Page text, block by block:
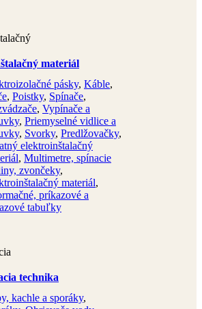
materiál
pásky, Káble,
, Poistky, Spínače,
, Vypínače a
, Priemyselné vidlice a
, Svorky, Predlžovačky,
elektroinštalačný
, Multimetre, spínacie
zvončeky,
materiál,
príkazové a
tabuľky
technika
kachle a sporáky,